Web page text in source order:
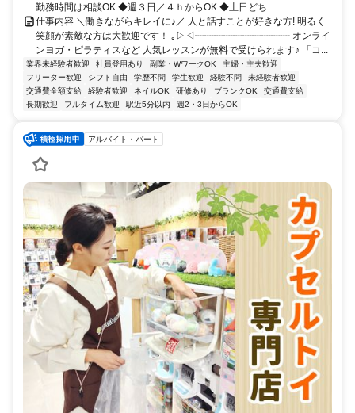
勤務時間は相談OK ◆週３日／４ｈからOK ◆土日どち...
仕事内容 ＼働きながらキレイに♪／ 人と話すことが好きな方! 明るく
笑顔が素敵な方は大歓迎です！ ｡▷◁┈┈┈┈┈┈┈┈┈┈ オンライ
ンヨガ・ピラティスなど 人気レッスンが無料で受けられます♪ 「コ...
業界未経験者歓迎 社員登用あり 副業・WワークOK
主婦・主夫歓迎
フリーター歓迎
シフト自由 学歴不問 学生歓迎 経験不問
未経験者歓迎
交通費全額支給
経験者歓迎 ネイルOK 研修あり ブランクOK
交通費支給
長期歓迎
フルタイム歓迎 駅近5分以内 週2・3日からOK
アルバイト・パート